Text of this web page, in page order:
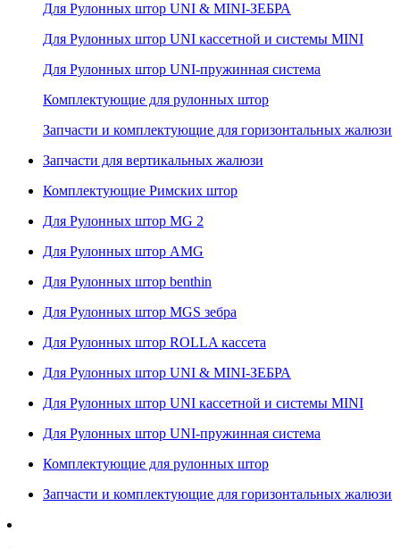
Для Рулонных штор UNI & MINI-ЗЕБРА
Для Рулонных штор UNI кассетной и системы MINI
Для Рулонных штор UNI-пружинная система
Комплектующие для рулонных штор
Запчасти и комплектующие для горизонтальных жалюзи
Запчасти для вертикальных жалюзи
Комплектующие Римских штор
Для Рулонных штор MG 2
Для Рулонных штор AMG
Для Рулонных штор benthin
Для Рулонных штор MGS зебра
Для Рулонных штор ROLLA кассета
Для Рулонных штор UNI & MINI-ЗЕБРА
Для Рулонных штор UNI кассетной и системы MINI
Для Рулонных штор UNI-пружинная система
Комплектующие для рулонных штор
Запчасти и комплектующие для горизонтальных жалюзи